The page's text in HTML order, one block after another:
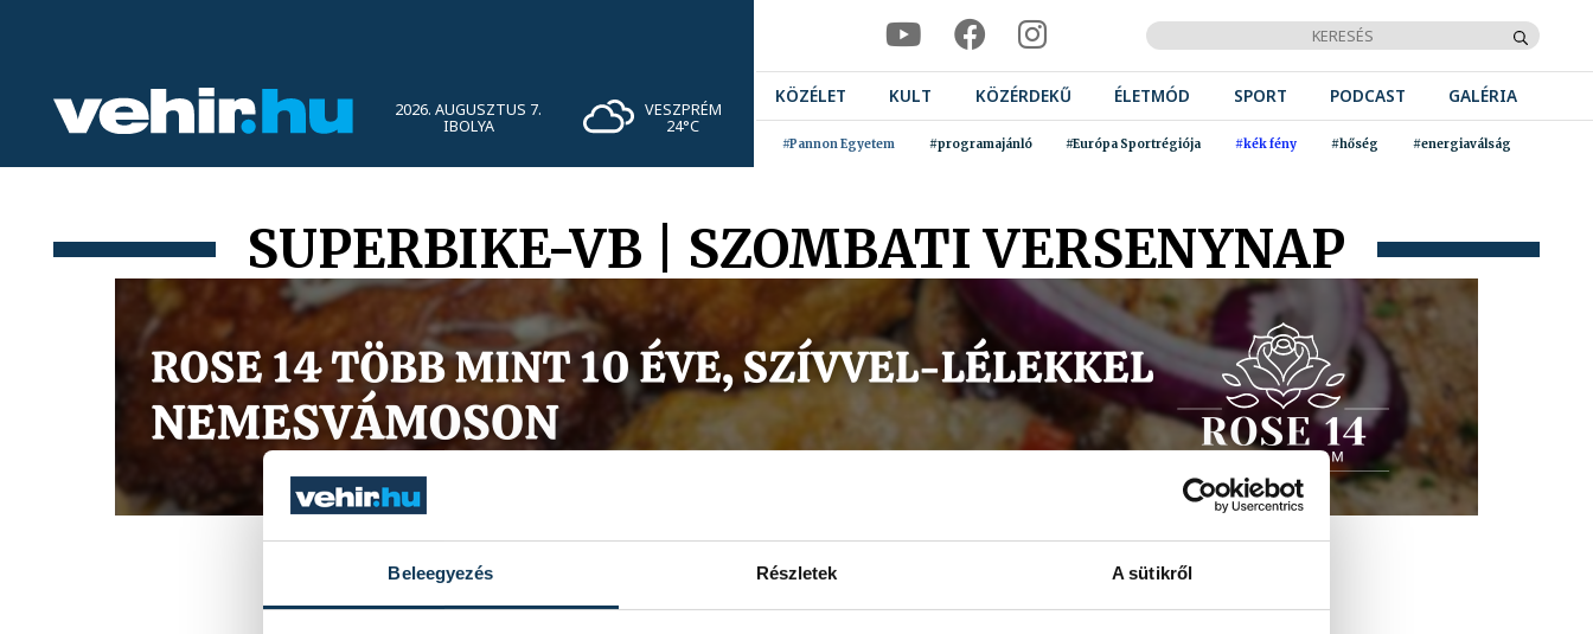
Beleegyezés Részletek A sütikről
2026. AUGUSZTUS 7.
IBOLYA
VESZPRÉM
24°C
KÖZÉLET KULT KÖZÉRDEKŰ ÉLETMÓD SPORT PODCAST GALÉRIA
#Pannon Egyetem #programajánló #Európa Sportrégiója #kék fény #hőség #energiaválság
SUPERBIKE-VB | SZOMBATI VERSENYNAP